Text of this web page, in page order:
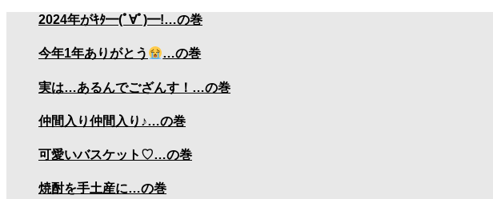
2024年がｷﾀ━(ﾟ∀ﾟ)━!…の巻
今年1年ありがとう …の巻
実は…あるんでござんす！…の巻
仲間入り仲間入り♪…の巻
可愛いバスケット♡…の巻
焼酎を手土産に…の巻